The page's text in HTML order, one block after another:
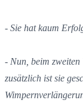
- Sie hat kaum
- Nun, beim zweiten
zusätzlich ist sie